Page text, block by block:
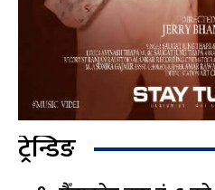
ट्रेन्डिङ